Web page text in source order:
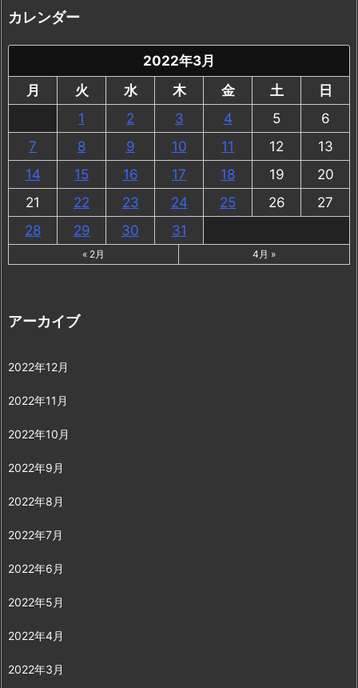
カレンダー
2022年3月
月
火 水 木 金 土
日
1
2 3 4 5
6
7
8 9 10 11 12
13
14
15 16 17 18 19
20
21
22 23 24 25 26
27
28
29 30 31
« 2月 4月 »
アーカイブ
2022年12月
2022年11月
2022年10月
2022年9月
2022年8月
2022年7月
2022年6月
2022年5月
2022年4月
2022年3月